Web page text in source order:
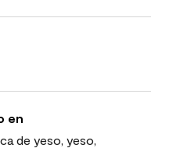
en
de yeso, yeso,